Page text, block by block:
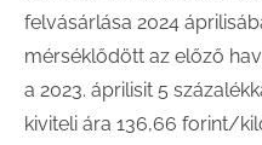
felvásárlása 2024
mérséklődött az előző
a 2023. áprilisit 5
kiviteli ára 136,66 forint/